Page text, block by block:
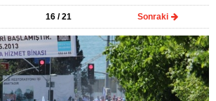
16 / 21 Sonraki